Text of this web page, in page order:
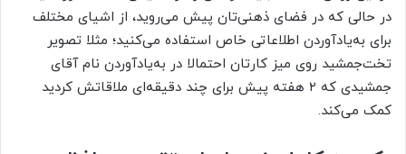
در حالی که در فضای ذهنی‌تان پیش می‌روید، از اشيای مختلف
برای به‌یادآوردن اطلاعاتی خاص استفاده می‌کنید؛ مثلا تصویر
تخت‌جمشید روی میز کارتان احتمالا در به‌یادآوردن نام آقای
جمشیدی که ۲ هفته پیش برای چند دقیقه‌ای ملاقاتش کردید
کمک می‌کند.